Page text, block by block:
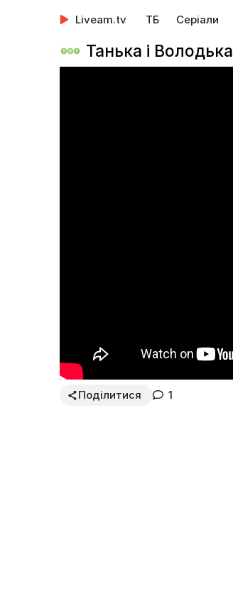
Liveam.tv ТБ Серіали
Танька і Володька
Поділитися 1